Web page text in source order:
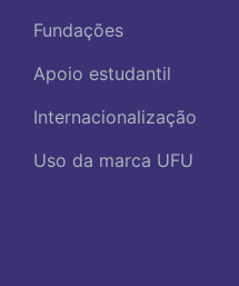
Fundações
Apoio estudantil
Internacionalização
Uso da marca UFU